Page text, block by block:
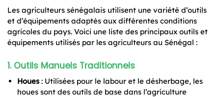
Les agriculteurs sénégalais utilisent une variété d’outils
et d’équipements adaptés aux différentes conditions
agricoles du pays. Voici une liste des principaux outils et
équipements utilisés par les agriculteurs au Sénégal :
1. Outils Manuels Traditionnels
Houes: Utilisées pour le labour et le désherbage, les
houes sont des outils de base dans l’agriculture